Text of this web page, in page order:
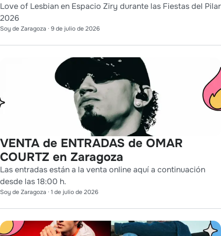
Love of Lesbian en Espacio Ziry durante las Fiestas del Pilar
2026
Soy de Zaragoza · 9 de julio de 2026
VENTA de ENTRADAS de OMAR
COURTZ en Zaragoza
Las entradas están a la venta online aquí a continuación
desde las 18:00 h.
Soy de Zaragoza · 1 de julio de 2026